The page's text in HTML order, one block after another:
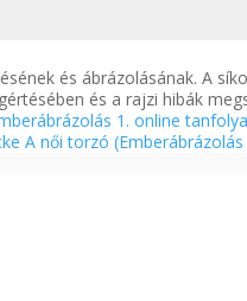
és ábrázolásának. A
és a rajzi hibák
1. online
A női torzó